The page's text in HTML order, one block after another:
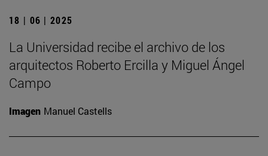
18 | 06 | 2025
La Universidad recibe el archivo de los
arquitectos Roberto Ercilla y Miguel Ángel
Campo
Imagen Manuel Castells